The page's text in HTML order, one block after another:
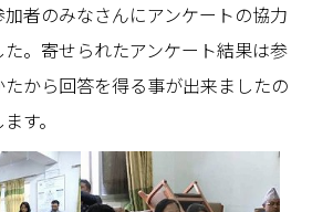
者のみなさんにアンケートの協力
。寄せられたアンケート結果は参
から回答を得る事が出来ましたの
す。